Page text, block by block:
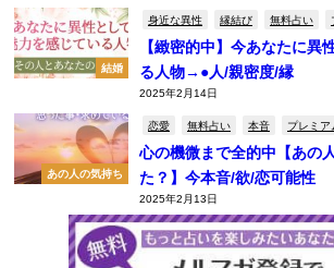
結婚
身近な異性 縁結び 無料占い
【緻密的中】今あなたに異
る人物→●人/親密度/縁
2025年2月14日
あの人の気持ち
恋愛 無料占い 本音 プレミア
心の機微まで全的中【あの
た？】今本音/欲/恋可能性
2025年2月13日